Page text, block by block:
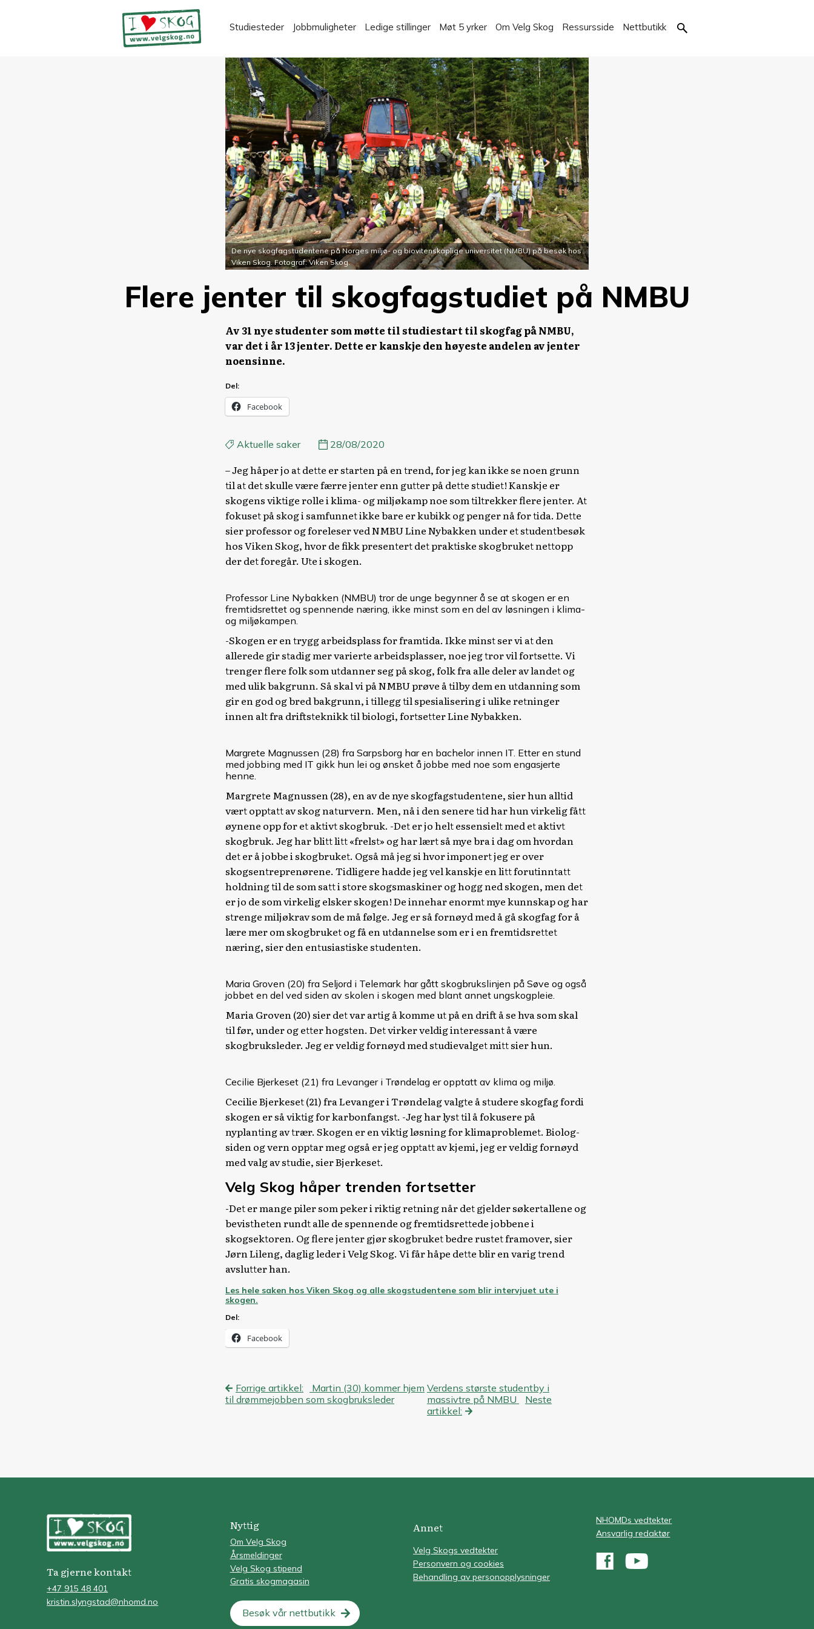
Studiesteder Jobbmuligheter Ledige stillinger Møt 5 yrker Om Velg Skog Ressursside Nettbutikk
De nye skogfagstudentene på Norges miljø- og biovitenskaplige universitet (NMBU) på besøk hos
Viken Skog. Fotograf: Viken Skog.
Flere jenter til skogfagstudiet på NMBU
Av 31 nye studenter som møtte til studiestart til skogfag på NMBU,
var det i år 13 jenter. Dette er kanskje den høyeste andelen av jenter
noensinne.
Del:
Facebook
Aktuelle saker 28/08/2020
– Jeg håper jo at dette er starten på en trend, for jeg kan ikke se noen grunn
til at det skulle være færre jenter enn gutter på dette studiet! Kanskje er
skogens viktige rolle i klima- og miljøkamp noe som tiltrekker flere jenter. At
fokuset på skog i samfunnet ikke bare er kubikk og penger nå for tida. Dette
sier professor og foreleser ved NMBU Line Nybakken under et studentbesøk
hos Viken Skog, hvor de fikk presentert det praktiske skogbruket nettopp
der det foregår. Ute i skogen.
Professor Line Nybakken (NMBU) tror de unge begynner å se at skogen er en
fremtidsrettet og spennende næring, ikke minst som en del av løsningen i klima-
og miljøkampen.
-Skogen er en trygg arbeidsplass for framtida. Ikke minst ser vi at den
allerede gir stadig mer varierte arbeidsplasser, noe jeg tror vil fortsette. Vi
trenger flere folk som utdanner seg på skog, folk fra alle deler av landet og
med ulik bakgrunn. Så skal vi på NMBU prøve å tilby dem en utdanning som
gir en god og bred bakgrunn, i tillegg til spesialisering i ulike retninger
innen alt fra driftsteknikk til biologi, fortsetter Line Nybakken.
Margrete Magnussen (28) fra Sarpsborg har en bachelor innen IT. Etter en stund
med jobbing med IT gikk hun lei og ønsket å jobbe med noe som engasjerte
henne.
Margrete Magnussen (28), en av de nye skogfagstudentene, sier hun alltid
vært opptatt av skog naturvern. Men, nå i den senere tid har hun virkelig fått
øynene opp for et aktivt skogbruk. -Det er jo helt essensielt med et aktivt
skogbruk. Jeg har blitt litt «frelst» og har lært så mye bra i dag om hvordan
det er å jobbe i skogbruket. Også må jeg si hvor imponert jeg er over
skogsentreprenørene. Tidligere hadde jeg vel kanskje en litt forutinntatt
holdning til de som satt i store skogsmaskiner og hogg ned skogen, men det
er jo de som virkelig elsker skogen! De innehar enormt mye kunnskap og har
strenge miljøkrav som de må følge. Jeg er så fornøyd med å gå skogfag for å
lære mer om skogbruket og få en utdannelse som er i en fremtidsrettet
næring, sier den entusiastiske studenten.
Maria Groven (20) fra Seljord i Telemark har gått skogbrukslinjen på Søve og også
jobbet en del ved siden av skolen i skogen med blant annet ungskogpleie.
Maria Groven (20) sier det var artig å komme ut på en drift å se hva som skal
til før, under og etter hogsten. Det virker veldig interessant å være
skogbruksleder. Jeg er veldig fornøyd med studievalget mitt sier hun.
Cecilie Bjerkeset (21) fra Levanger i Trøndelag er opptatt av klima og miljø.
Cecilie Bjerkeset (21) fra Levanger i Trøndelag valgte å studere skogfag fordi
skogen er så viktig for karbonfangst. -Jeg har lyst til å fokusere på
nyplanting av trær. Skogen er en viktig løsning for klimaproblemet. Biolog-
siden og vern opptar meg også er jeg opptatt av kjemi, jeg er veldig fornøyd
med valg av studie, sier Bjerkeset.
Velg Skog håper trenden fortsetter
-Det er mange piler som peker i riktig retning når det gjelder søkertallene og
bevistheten rundt alle de spennende og fremtidsrettede jobbene i
skogsektoren. Og flere jenter gjør skogbruket bedre rustet framover, sier
Jørn Lileng, daglig leder i Velg Skog. Vi får håpe dette blir en varig trend
avslutter han.
Les hele saken hos Viken Skog og alle skogstudentene som blir intervjuet ute i
skogen.
Del:
Facebook
Innleggsnavigasjon
Forrige artikkel:
Martin (30) kommer hjem
til drømmejobben som skogbruksleder
Verdens største studentby i
massivtre på NMBU
Neste
artikkel:
Ta gjerne kontakt
+47 915 48 401
kristin.slyngstad@nhomd.no
Nyttig
Om Velg Skog
Årsmeldinger
Velg Skog stipend
Gratis skogmagasin
Besøk vår nettbutikk
Annet
Velg Skogs vedtekter
Personvern og cookies
Behandling av personopplysninger
NHOMDs vedtekter
Ansvarlig redaktør